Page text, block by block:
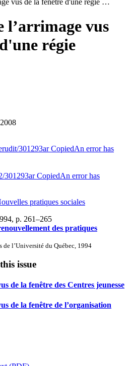
l’arrimage vus
régie
301293arCopiedAn error has
301293arCopiedAn error has
pratiques sociales
, p. 261–265
des pratiques
de l’Université du Québec, 1994
issue
de la fenêtre des Centres jeunesse
de la fenêtre de l’organisation